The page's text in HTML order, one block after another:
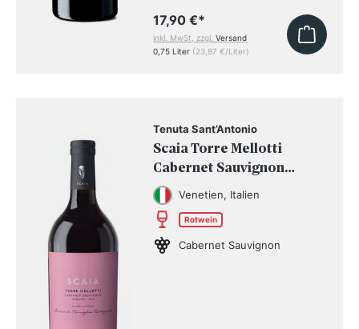
17,90 €*
inkl. MwSt, zzgl.Versand
0,75 Liter (23,87 €/Liter)
Tenuta Sant’Antonio
Scaia Torre Mellotti
Cabernet Sauvignon
Veneto IGT 2021
Venetien, Italien
Rotwein
Cabernet Sauvignon